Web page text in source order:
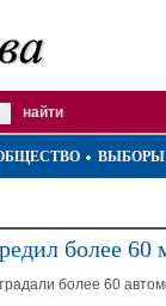
ВЫБОРЫ
более 60
более 60